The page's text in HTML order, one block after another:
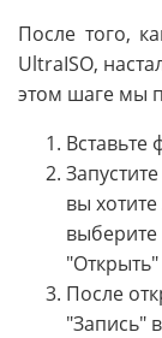
После того,
UltraISO,
этом шаге мы
Вставьте
вы
После
"Запись"